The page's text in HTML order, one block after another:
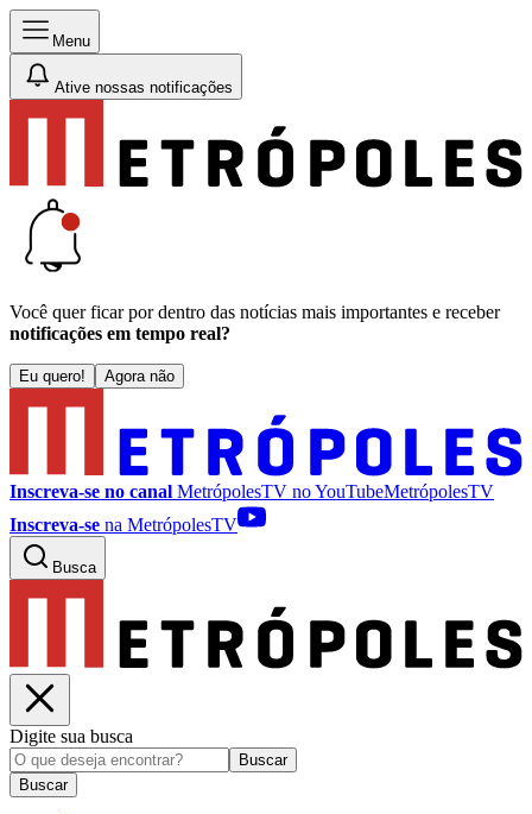
Menu
Ative nossas notificações
Você quer ficar por dentro das notícias mais importantes e receber
notificações em tempo real?
Eu quero! Agora não
Inscreva-se no canal MetrópolesTV noYouTubeMetrópolesTV
Inscreva-se na MetrópolesTV
Busca
Digite sua busca
Buscar
Buscar